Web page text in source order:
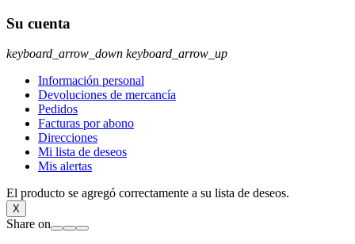
Su cuenta
keyboard_arrow_down keyboard_arrow_up
Información personal
Devoluciones de mercancía
Pedidos
Facturas por abono
Direcciones
Mi lista de deseos
Mis alertas
El producto se agregó correctamente a su lista de deseos.
X
Share on